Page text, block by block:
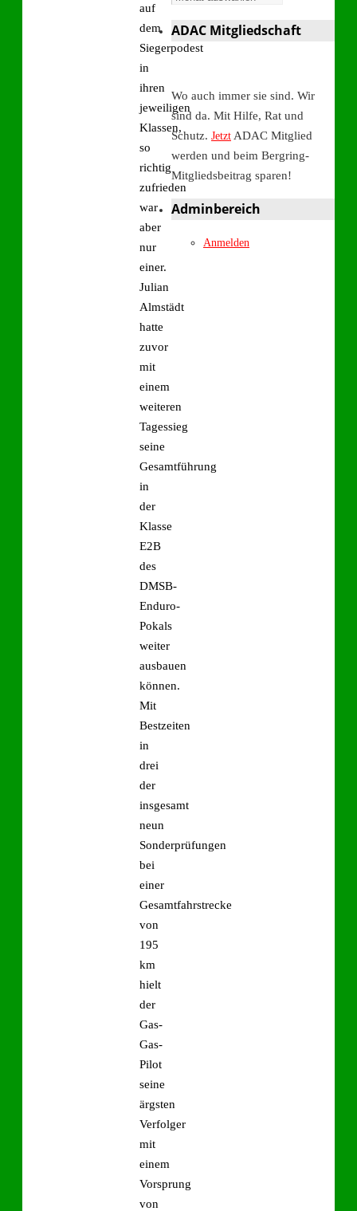
auf
dem
Siegerpodest
in
ihren
jeweiligen
Klassen,
so
richtig
zufrieden
war
aber
nur
einer.
Julian
Almstädt
hatte
zuvor
mit
einem
weiteren
Tagessieg
seine
Gesamtführung
in
der
Klasse
E2B
des
DMSB-
Enduro-
Pokals
weiter
ausbauen
können.
Mit
Bestzeiten
in
drei
der
insgesamt
neun
Sonderprüfungen
bei
einer
Gesamtfahrstrecke
von
195
km
hielt
der
Gas-
Gas-
Pilot
seine
ärgsten
Verfolger
mit
einem
Vorsprung
von
ADAC Mitgliedschaft
Wo auch immer sie sind. Wir
sind da. Mit Hilfe, Rat und
Schutz. Jetzt ADAC Mitglied
werden und beim Bergring-
Mitgliedsbeitrag sparen!
Adminbereich
Anmelden